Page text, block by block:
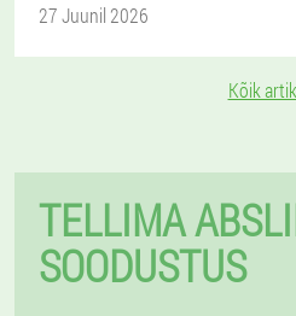
27 Juunil 2026
Kõik
TELLIMA
SOODUSTUS